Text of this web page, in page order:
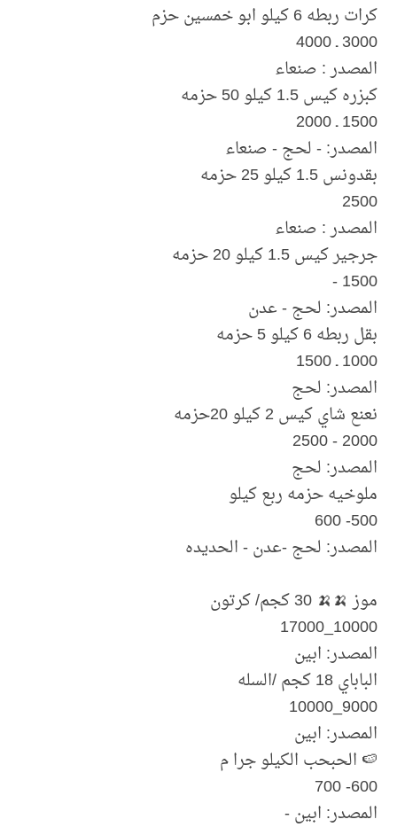
كرات ربطه 6 كيلو ابو خمسين حزم
3000 ـ 4000
المصدر : صنعاء
كبزره كيس 1.5 كيلو 50 حزمه
1500 ـ 2000
المصدر: - لحج - صنعاء
بقدونس 1.5 كيلو 25 حزمه
2500
المصدر : صنعاء
جرجير كيس 1.5 كيلو 20 حزمه
1500 -
المصدر: لحج - عدن
بقل ربطه 6 كيلو 5 حزمه
1000 ـ 1500
المصدر: لحج
نعنع شاي كيس 2 كيلو 20حزمه
2000 - 2500
المصدر: لحج
ملوخيه حزمه ربع كيلو
500- 600
المصدر: لحج -عدن - الحديده
موز 🍌🍌 30 كجم/ كرتون
10000_17000
المصدر: ابين
الباباي 18 كجم /السله
9000_10000
المصدر: ابين
🍉 الحبحب الكيلو جرا م
600- 700
المصدر: ابين -